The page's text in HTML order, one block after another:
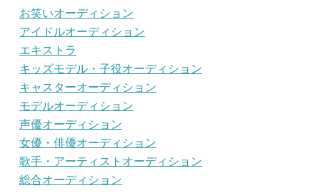
お笑いオーディション
アイドルオーディション
エキストラ
キッズモデル・子役オーディション
キャスターオーディション
モデルオーディション
声優オーディション
女優・俳優オーディション
歌手・アーティストオーディション
総合オーディション